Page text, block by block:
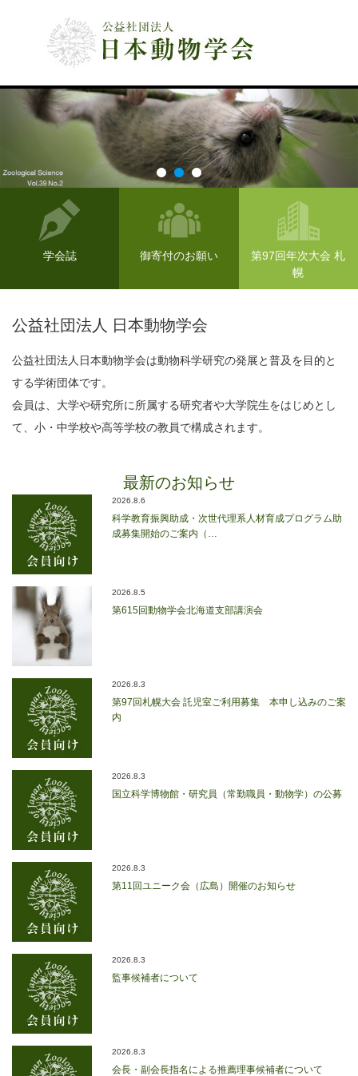
学会誌 御寄付のお願い
第97回年次大会 札
幌
公益社団法人 日本動物学会
公益社団法人日本動物学会は動物科学研究の発展と普及を目的と
する学術団体です。
会員は、大学や研究所に所属する研究者や大学院生をはじめとし
て、小・中学校や高等学校の教員で構成されます。
最新のお知らせ
2026.8.6
科学教育振興助成・次世代理系人材育成プログラム助
成募集開始のご案内（…
2026.8.5
第615回動物学会北海道支部講演会
2026.8.3
第97回札幌大会 託児室ご利用募集 本申し込みのご案
内
2026.8.3
国立科学博物館・研究員（常勤職員・動物学）の公募
2026.8.3
第11回ユニーク会（広島）開催のお知らせ
2026.8.3
監事候補者について
2026.8.3
会長・副会長指名による推薦理事候補者について